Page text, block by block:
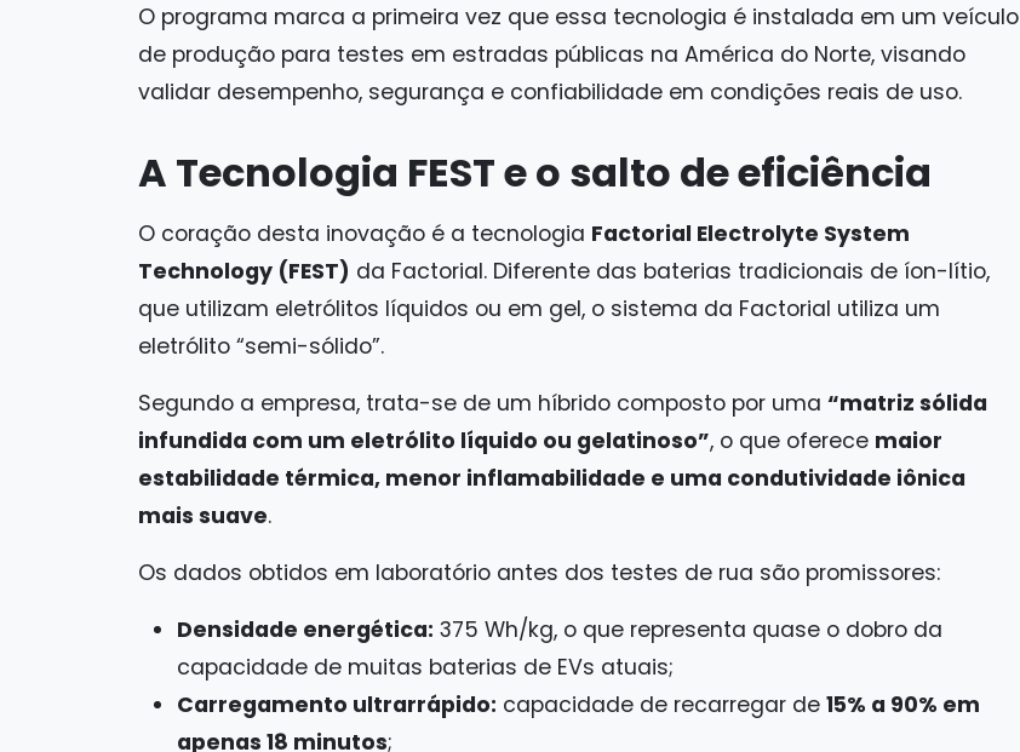
O programa marca a primeira vez que essa tecnologia é instalada em um veículo
de produção para testes em estradas públicas na América do Norte, visando
validar desempenho, segurança e confiabilidade em condições reais de uso.
A Tecnologia FEST e o salto de eficiência
O coração desta inovação é a tecnologia Factorial Electrolyte System
Technology (FEST) da Factorial. Diferente das baterias tradicionais de íon-lítio,
que utilizam eletrólitos líquidos ou em gel, o sistema da Factorial utiliza um
eletrólito “semi-sólido”.
Segundo a empresa, trata-se de um híbrido composto por uma “matriz sólida
infundida com um eletrólito líquido ou gelatinoso”, o que oferece maior
estabilidade térmica, menor inflamabilidade e uma condutividade iônica
mais suave.
Os dados obtidos em laboratório antes dos testes de rua são promissores:
Densidade energética: 375 Wh/kg, o que representa quase o dobro da
capacidade de muitas baterias de EVs atuais;
Carregamento ultrarrápido: capacidade de recarregar de 15% a 90% em
apenas 18 minutos;